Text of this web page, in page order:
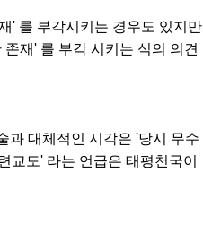
' 를 부각시키는 경우도 있지만
재' 를 부각 시키는 식의 의견
과 대체적인 시각은 '당시 무수
교도' 라는 언급은 태평천국이